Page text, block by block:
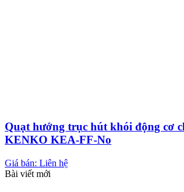
Quạt hướng trục hút khói động cơ
KENKO KEA-FF-No
Giá bán: Liên hệ
Bài viết mới